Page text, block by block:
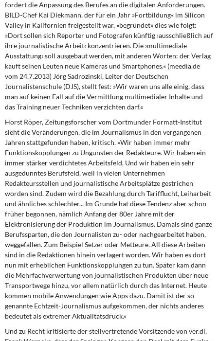
fordert die Anpassung des Berufes an die digitalen Anforderungen.
BILD-Chef Kai Diekmann, der für ein Jahr »Fortbildung« im Silicon
Valley in Kalifornien freigestellt war, »begründet« dies wie folgt:
»Dort sollen sich Reporter und Fotografen künftig ›ausschließlich auf
ihre journalistische Arbeit‹ konzentrieren. Die ›multimediale
Ausstattung‹ soll ausgebaut werden, mit anderen Worten: der Verlag
kauft seinen Leuten neue Kameras und Smartphones.« (meedia.de
vom 24.7.2013) Jörg Sadrozinski, Leiter der Deutschen
Journalistenschule (DJS), stellt fest: »Wir waren uns alle einig, dass
man auf keinen Fall auf die Vermittlung multimedialer Inhalte und
das Training neuer Techniken verzichten darf.«
Horst Röper, Zeitungsforscher vom Dortmunder Formatt-Institut
sieht die Veränderungen, die im Journalismus in den vergangenen
Jahren stattgefunden haben, kritisch. »Wir haben immer mehr
Funktionskopplungen zu Ungunsten der Redakteure. Wir haben ein
immer stärker verdichtetes Arbeitsfeld. Und wir haben ein sehr
ausgedünntes Berufsfeld, weil in vielen Unternehmen
Redakteursstellen und journalistische Arbeitsplätze gestrichen
worden sind. Zudem wird die Bezahlung durch Tarifflucht, Leiharbeit
und ähnliches schlechter... Im Grunde hat diese Tendenz aber schon
früher begonnen, nämlich Anfang der 80er Jahre mit der
Elektronisierung der Produktion im Journalismus. Damals sind ganze
Berufssparten, die den Journalisten zu- oder nachgearbeitet haben,
weggefallen. Zum Beispiel Setzer oder Metteure. All diese Arbeiten
sind in die Redaktionen hinein verlagert worden. Wir haben es dort
nun mit erheblichen Funktionskopplungen zu tun. Später kam dann
die Mehrfachverwertung von journalistischen Produkten über neue
Transportwege hinzu, vor allem natürlich durch das Internet. Heute
kommen mobile Anwendungen wie Apps dazu. Damit ist der so
genannte Echtzeit-Journalismus aufgekommen, der nichts anderes
bedeutet als extremer Aktualitätsdruck.«
Und zu Recht kritisierte der stellvertretende Vorsitzende von ver.di,